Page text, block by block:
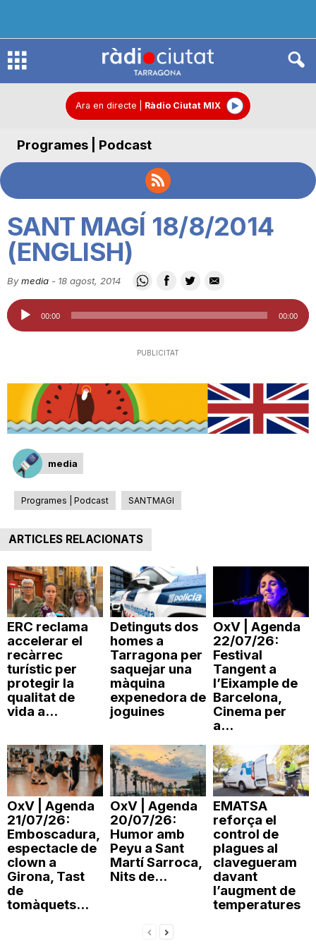
R
d
o
C
i
t
a
t
e
T
a
r
a
g
Ara en directe Ràdio Ciutat MIX
Programes | Podcast
SANT MAGÍ 18/8/2014
(ENGLISH)
By media - 18 agost, 2014
Reproductor
d'àudio
00:00 00:00
PUBLICITAT
media
Programes | Podcast SANTMAGI
ARTICLES RELACIONATS
ERC reclama
accelerar el
recàrrec
turístic per
protegir la
qualitat de
vida a...
Detinguts dos
homes a
Tarragona per
saquejar una
màquina
expenedora de
joguines
OxV | Agenda
22/07/26:
Festival
Tangent a
l’Eixample de
Barcelona,
Cinema per
a...
OxV | Agenda
21/07/26:
Emboscadura,
espectacle de
clown a
Girona, Tast
de
tomàquets...
OxV | Agenda
20/07/26:
Humor amb
Peyu a Sant
Martí Sarroca,
Nits de...
EMATSA
reforça el
control de
plagues al
clavegueram
davant
l’augment de
temperatures